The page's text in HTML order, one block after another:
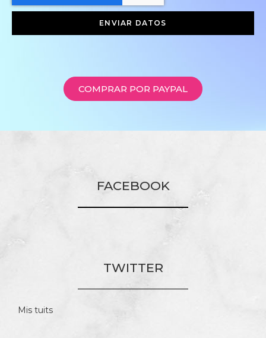
ENVIAR DATOS
COMPRAR POR PAYPAL
FACEBOOK
TWITTER
Mis tuits